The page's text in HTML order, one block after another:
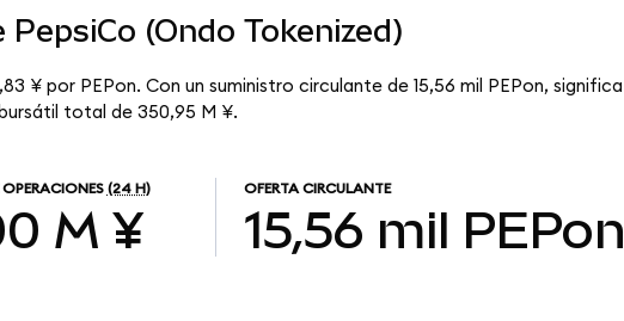
(Ondo Tokenized)
¥ por PEPon. Con un suministro circulante de 15,56 mil PEPon, significa
total de 350,95 M ¥.
(24 H)
M ¥
OFERTA CIRCULANTE
15,56 mil PEPon